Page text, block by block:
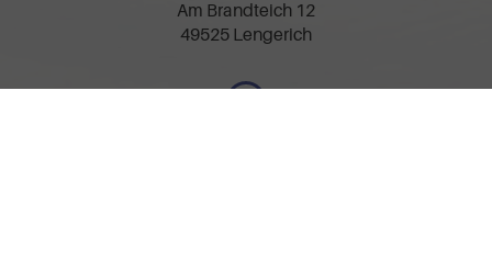
Am Brandteich 12
49525 Lengerich